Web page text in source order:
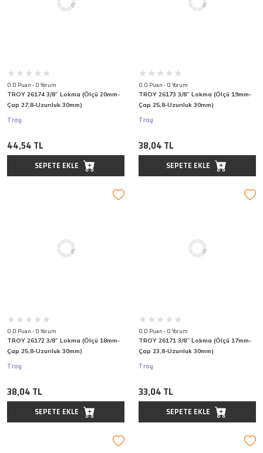
0.0 Puan - 0 Yorum
TROY 26174 3/8” Lokma (Ölçü 20mm-
Çap 27,8-Uzunluk 30mm)
Troy
44,54 TL
SEPETE EKLE
0.0 Puan - 0 Yorum
TROY 26173 3/8” Lokma (Ölçü 19mm-
Çap 25,8-Uzunluk 30mm)
Troy
38,04 TL
SEPETE EKLE
0.0 Puan - 0 Yorum
TROY 26172 3/8” Lokma (Ölçü 18mm-
Çap 25,8-Uzunluk 30mm)
Troy
38,04 TL
SEPETE EKLE
0.0 Puan - 0 Yorum
TROY 26171 3/8” Lokma (Ölçü 17mm-
Çap 23,8-Uzunluk 30mm)
Troy
33,04 TL
SEPETE EKLE